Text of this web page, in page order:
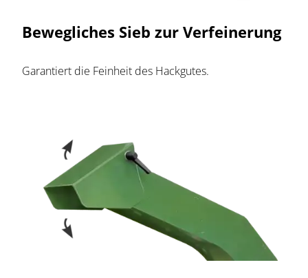
Bewegliches Sieb zur Verfeinerung
Garantiert die Feinheit des Hackgutes.